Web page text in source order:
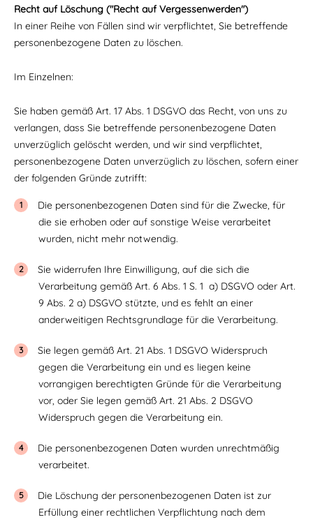
Recht auf Löschung ("Recht auf Vergessenwerden")
In einer Reihe von Fällen sind wir verpflichtet, Sie betreffende
personenbezogene Daten zu löschen.
Im Einzelnen:
Sie haben gemäß Art. 17 Abs. 1 DSGVO das Recht, von uns zu
verlangen, dass Sie betreffende personenbezogene Daten
unverzüglich gelöscht werden, und wir sind verpflichtet,
personenbezogene Daten unverzüglich zu löschen, sofern einer
der folgenden Gründe zutrifft:
Die personenbezogenen Daten sind für die Zwecke, für
die sie erhoben oder auf sonstige Weise verarbeitet
wurden, nicht mehr notwendig.
Sie widerrufen Ihre Einwilligung, auf die sich die
Verarbeitung gemäß Art. 6 Abs. 1 S. 1 a) DSGVO oder Art.
9 Abs. 2 a) DSGVO stützte, und es fehlt an einer
anderweitigen Rechtsgrundlage für die Verarbeitung.
Sie legen gemäß Art. 21 Abs. 1 DSGVO Widerspruch
gegen die Verarbeitung ein und es liegen keine
vorrangigen berechtigten Gründe für die Verarbeitung
vor, oder Sie legen gemäß Art. 21 Abs. 2 DSGVO
Widerspruch gegen die Verarbeitung ein.
Die personenbezogenen Daten wurden unrechtmäßig
verarbeitet.
Die Löschung der personenbezogenen Daten ist zur
Erfüllung einer rechtlichen Verpflichtung nach dem